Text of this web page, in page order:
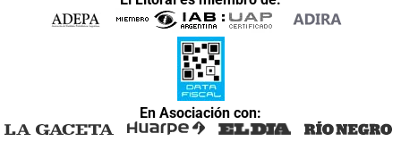
En Asociación con: